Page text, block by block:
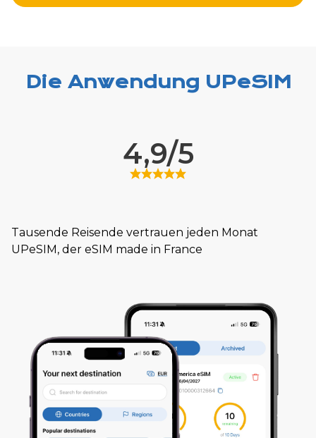
Die Anwendung UPeSIM
4,9/5
Tausende Reisende vertrauen jeden Monat
UPeSIM, der eSIM made in France